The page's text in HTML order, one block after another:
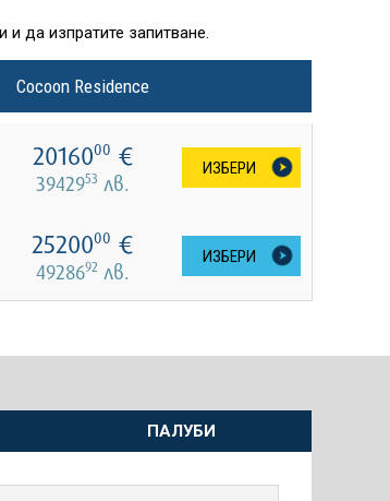
да изпратите запитване.
Cocoon Residence
2016000 €
3942953 лв.
ИЗБЕРИ
2520000 €
4928692 лв.
ИЗБЕРИ
ПАЛУБИ